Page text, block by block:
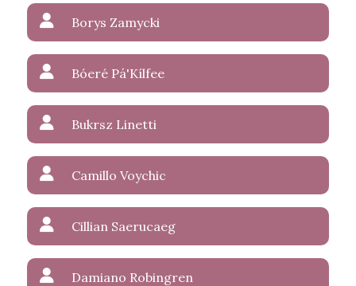
Borys Zamycki
Bóeré Pá'Kílfee
Bukrsz Linetti
Camillo Voychic
Cillian Saerucaeg
Damiano Robingren